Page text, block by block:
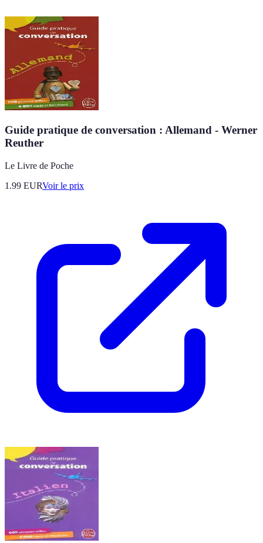
Guide pratique de conversation : Allemand - Werner
Reuther
Le Livre de Poche
1.99 EURVoir le prix